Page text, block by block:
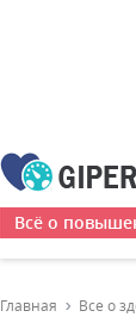
Всё о
Главная Все о